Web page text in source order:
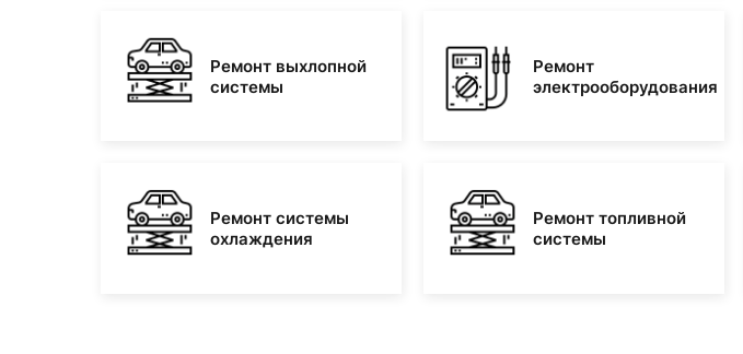
Ремонт выхлопной
системы
Ремонт
электрооборудования
Ремонт системы
охлаждения
Ремонт топливной
системы